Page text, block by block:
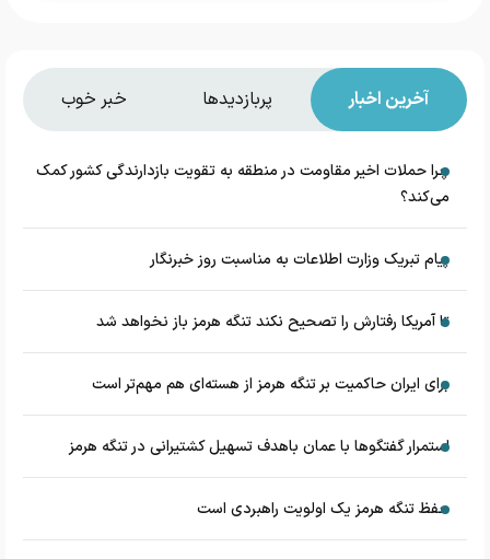
آخرین اخبار پربازدیدها خبر خوب
چرا حملات اخیر مقاومت در منطقه به تقویت بازدارندگی کشور کمک
می‌کند؟
پیام تبریک وزارت اطلاعات به مناسبت روز خبرنگار
تا آمریکا رفتارش را تصحیح نکند تنگه هرمز باز نخواهد شد
برای ایران حاکمیت بر تنگه هرمز از هسته‌ای هم مهم‌تر است
استمرار گفتگوها با عمان باهدف تسهیل کشتیرانی در تنگه هرمز
حفظ تنگه هرمز یک اولویت راهبردی است